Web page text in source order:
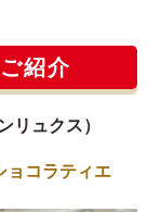
紹介
ュクス）
ョコラティエ